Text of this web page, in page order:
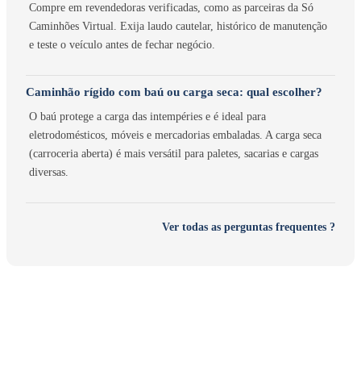
Compre em revendedoras verificadas, como as parceiras da Só
Caminhões Virtual. Exija laudo cautelar, histórico de manutenção
e teste o veículo antes de fechar negócio.
Caminhão rígido com baú ou carga seca: qual escolher?
O baú protege a carga das intempéries e é ideal para
eletrodomésticos, móveis e mercadorias embaladas. A carga seca
(carroceria aberta) é mais versátil para paletes, sacarias e cargas
diversas.
Ver todas as perguntas frequentes ?